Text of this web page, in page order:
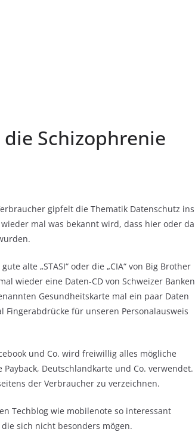
Schizophrenie
gipfelt die Thematik Datenschutz ins
mal was bekannt wird, dass hier oder da
alte „STASI“ oder die „CIA“ von Big Brother
wieder eine Daten-CD von Schweizer Banken
Gesundheitskarte mal ein paar Daten
für unseren Personalausweis
und Co. wird freiwillig alles mögliche
Deutschlandkarte und Co. verwendet.
der Verbraucher zu verzeichnen.
Techblog wie mobilenote so interessant
sich nicht besonders mögen.